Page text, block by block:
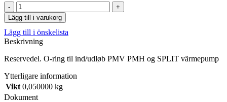
O-
ring
til
ind/udløb
PMV
og
värmepump
mängd
Lägg till i varukorg
Lägg till i önskelista
Beskrivning
Reservedel. O-ring til ind/udløb PMV PMH og SPLIT värmepump
Ytterligare information
Vikt 0,050000 kg
Dokument